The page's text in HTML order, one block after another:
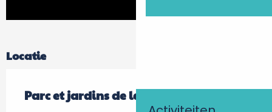
Locatie
Parc et jardins de la Bourdaisiere